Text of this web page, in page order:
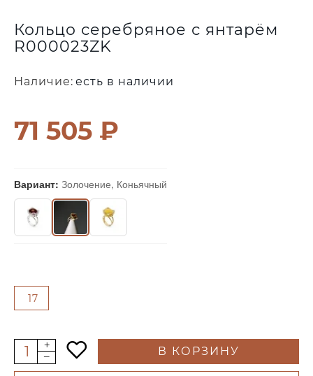
Кольцо серебряное с янтарём
R000023ZK
71 505 ₽
Вариант: Золочение, Коньячный
Наличие: есть в наличии
17
В КОРЗИНУ